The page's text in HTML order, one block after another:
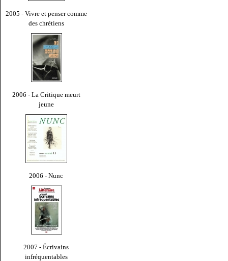
2005 - Vivre et penser comme
des chrétiens
2006 - La Critique meurt
jeune
2006 - Nunc
2007 - Écrivains
infréquentables